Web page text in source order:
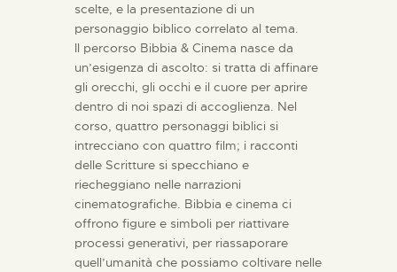
scelte, e la presentazione di un
personaggio biblico correlato al tema.
Il percorso Bibbia & Cinema nasce da
un’esigenza di ascolto: si tratta di affinare
gli orecchi, gli occhi e il cuore per aprire
dentro di noi spazi di accoglienza. Nel
corso, quattro personaggi biblici si
intrecciano con quattro film; i racconti
delle Scritture si specchiano e
riecheggiano nelle narrazioni
cinematografiche. Bibbia e cinema ci
offrono figure e simboli per riattivare
processi generativi, per riassaporare
quell’umanità che possiamo coltivare nelle